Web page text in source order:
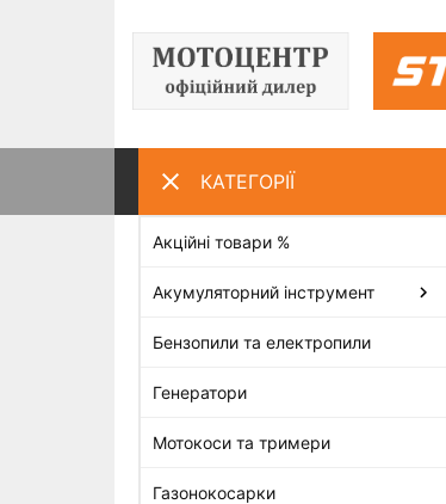
КАТЕГОРІЇ
Акційні товари %
Акумуляторний інструмент
Бензопили та електропили
Генератори
Мотокоси та тримери
Газонокосарки